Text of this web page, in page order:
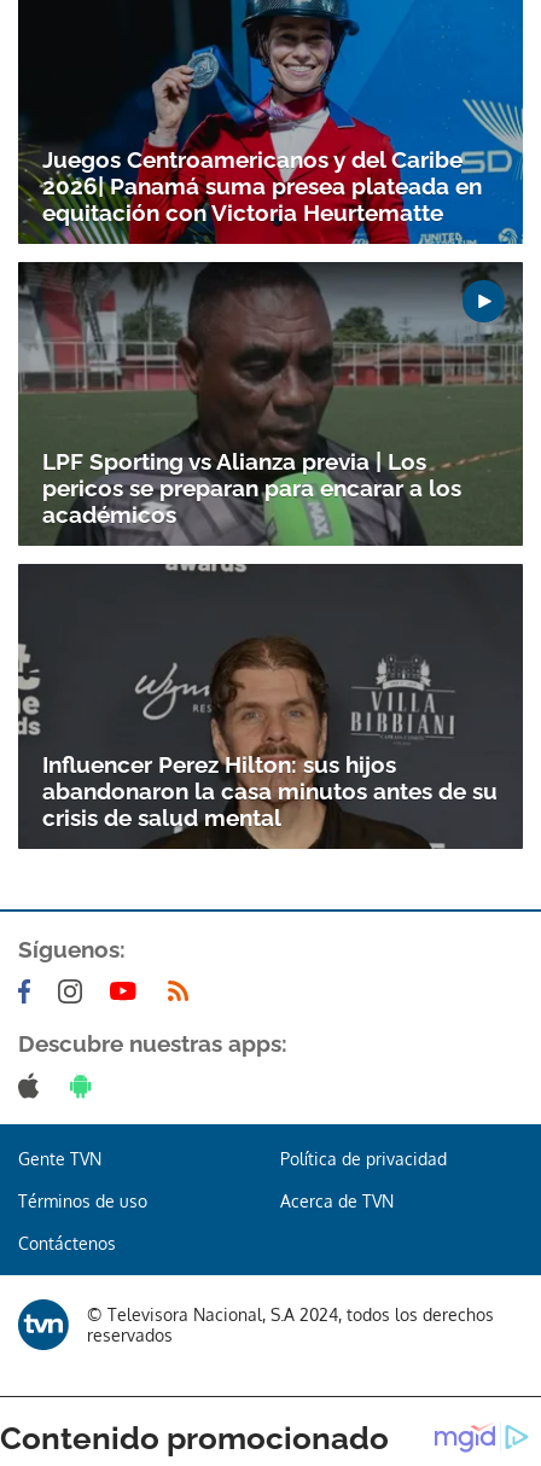
Gracias por suscribirte a nuestro boletín.
ACEPTAR
Juegos Centroamericanos y del Caribe
2026| Panamá suma presea plateada en
equitación con Victoria Heurtematte
LPF Sporting vs Alianza previa | Los
pericos se preparan para encarar a los
académicos
Influencer Perez Hilton: sus hijos
abandonaron la casa minutos antes de su
crisis de salud mental
Síguenos:
Descubre nuestras apps:
Gente TVN Política de privacidad
Términos de uso Acerca de TVN
Contáctenos
© Televisora Nacional, S.A 2024, todos los derechos
reservados